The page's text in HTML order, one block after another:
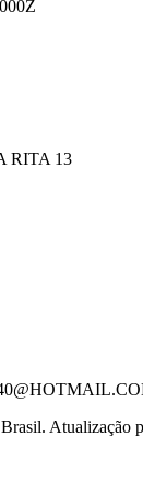
RITA 13
Atualização